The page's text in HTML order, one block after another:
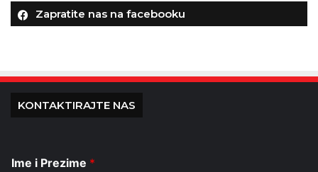
Zapratite nas na facebooku
KONTAKTIRAJTE NAS
Ime i Prezime *